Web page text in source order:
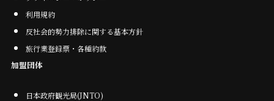
利用規約
反社会的勢力排除に関する基本方針
旅行業登録票・各種約款
加盟団体
日本政府観光局(JNTO)